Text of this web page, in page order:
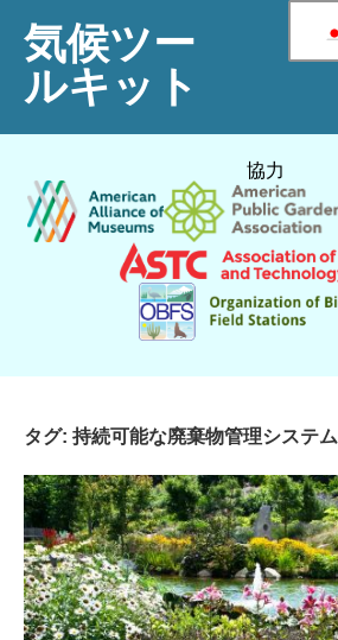
気候ツー
ルキット
協力
タグ: 持続可能な廃棄物管理システム